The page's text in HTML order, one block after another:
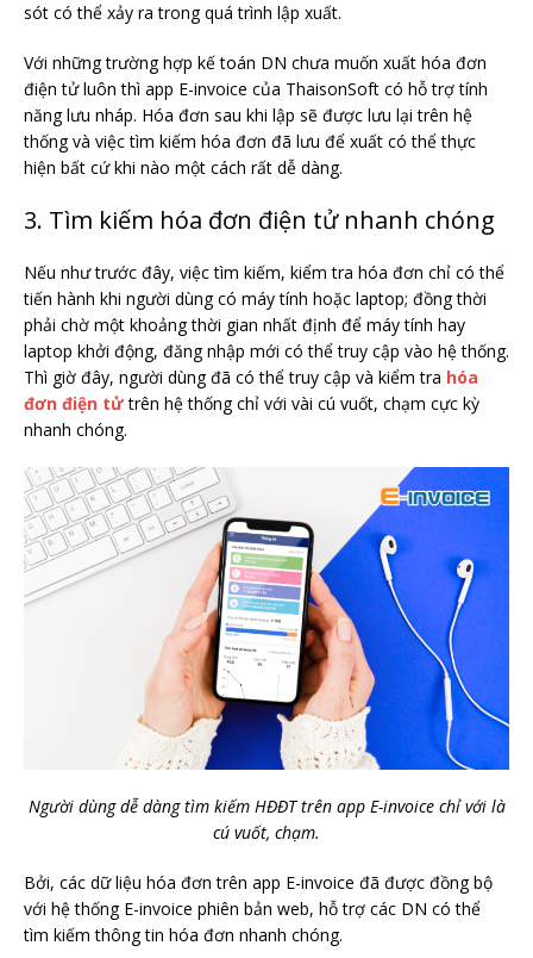
sót có thể xảy ra trong quá trình lập xuất.
Với những trường hợp kế toán DN chưa muốn xuất hóa đơn
điện tử luôn thì app E-invoice của ThaisonSoft có hỗ trợ tính
năng lưu nháp. Hóa đơn sau khi lập sẽ được lưu lại trên hệ
thống và việc tìm kiếm hóa đơn đã lưu để xuất có thể thực
hiện bất cứ khi nào một cách rất dễ dàng.
3. Tìm kiếm hóa đơn điện tử nhanh chóng
Nếu như trước đây, việc tìm kiếm, kiểm tra hóa đơn chỉ có thể
tiến hành khi người dùng có máy tính hoặc laptop; đồng thời
phải chờ một khoảng thời gian nhất định để máy tính hay
laptop khởi động, đăng nhập mới có thể truy cập vào hệ thống.
Thì giờ đây, người dùng đã có thể truy cập và kiểm tra hóa
đơn điện tửtrên hệ thống chỉ với vài cú vuốt, chạm cực kỳ
nhanh chóng.
Người dùng dễ dàng tìm kiếm HĐĐT trên app E-invoice chỉ với là
cú vuốt, chạm.
Bởi, các dữ liệu hóa đơn trên app E-invoice đã được đồng bộ
với hệ thống E-invoice phiên bản web, hỗ trợ các DN có thể
tìm kiếm thông tin hóa đơn nhanh chóng.